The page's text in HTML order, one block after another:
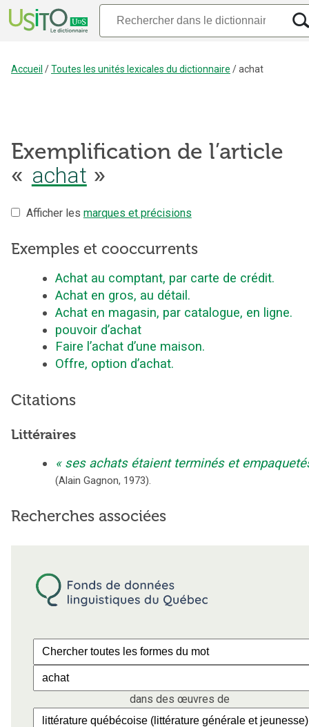
Accueil /Toutes les unités lexicales du dictionnaire /achat
Exemplification de l’article
« achat »
Afficher les marques et précisions
Exemples et cooccurrents
Achat au comptant, par carte de crédit.
Achat en gros, au détail.
Achat en magasin, par catalogue, en ligne.
pouvoir d’achat
Faire l’achat d’une maison.
Offre, option d’achat.
Citations
Littéraires
ses achats étaient terminés et
(Alain Gagnon, 1973).
Recherches associées
dans des œuvres de